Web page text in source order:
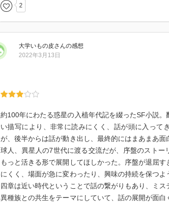
2
大学いもの皮さんの感想
2022年3月13日
約100年にわたる惑星の入植年代記を綴ったSF小説
い描写により、非常に読みにくく、話が頭に入って
が、後半からは話が動き出し、最終的にはまあまあ
球人、異星人の7世代に渡る交流だが、序盤のストー
もっと活きる形で展開してほしかった。序盤が退屈
にくく、場面が急に変わったり、興味の持続を保つ
四章は近い時代ということで話の繋がりもあり、ミ
異種族との共生をテーマにしていて、話の展開が面